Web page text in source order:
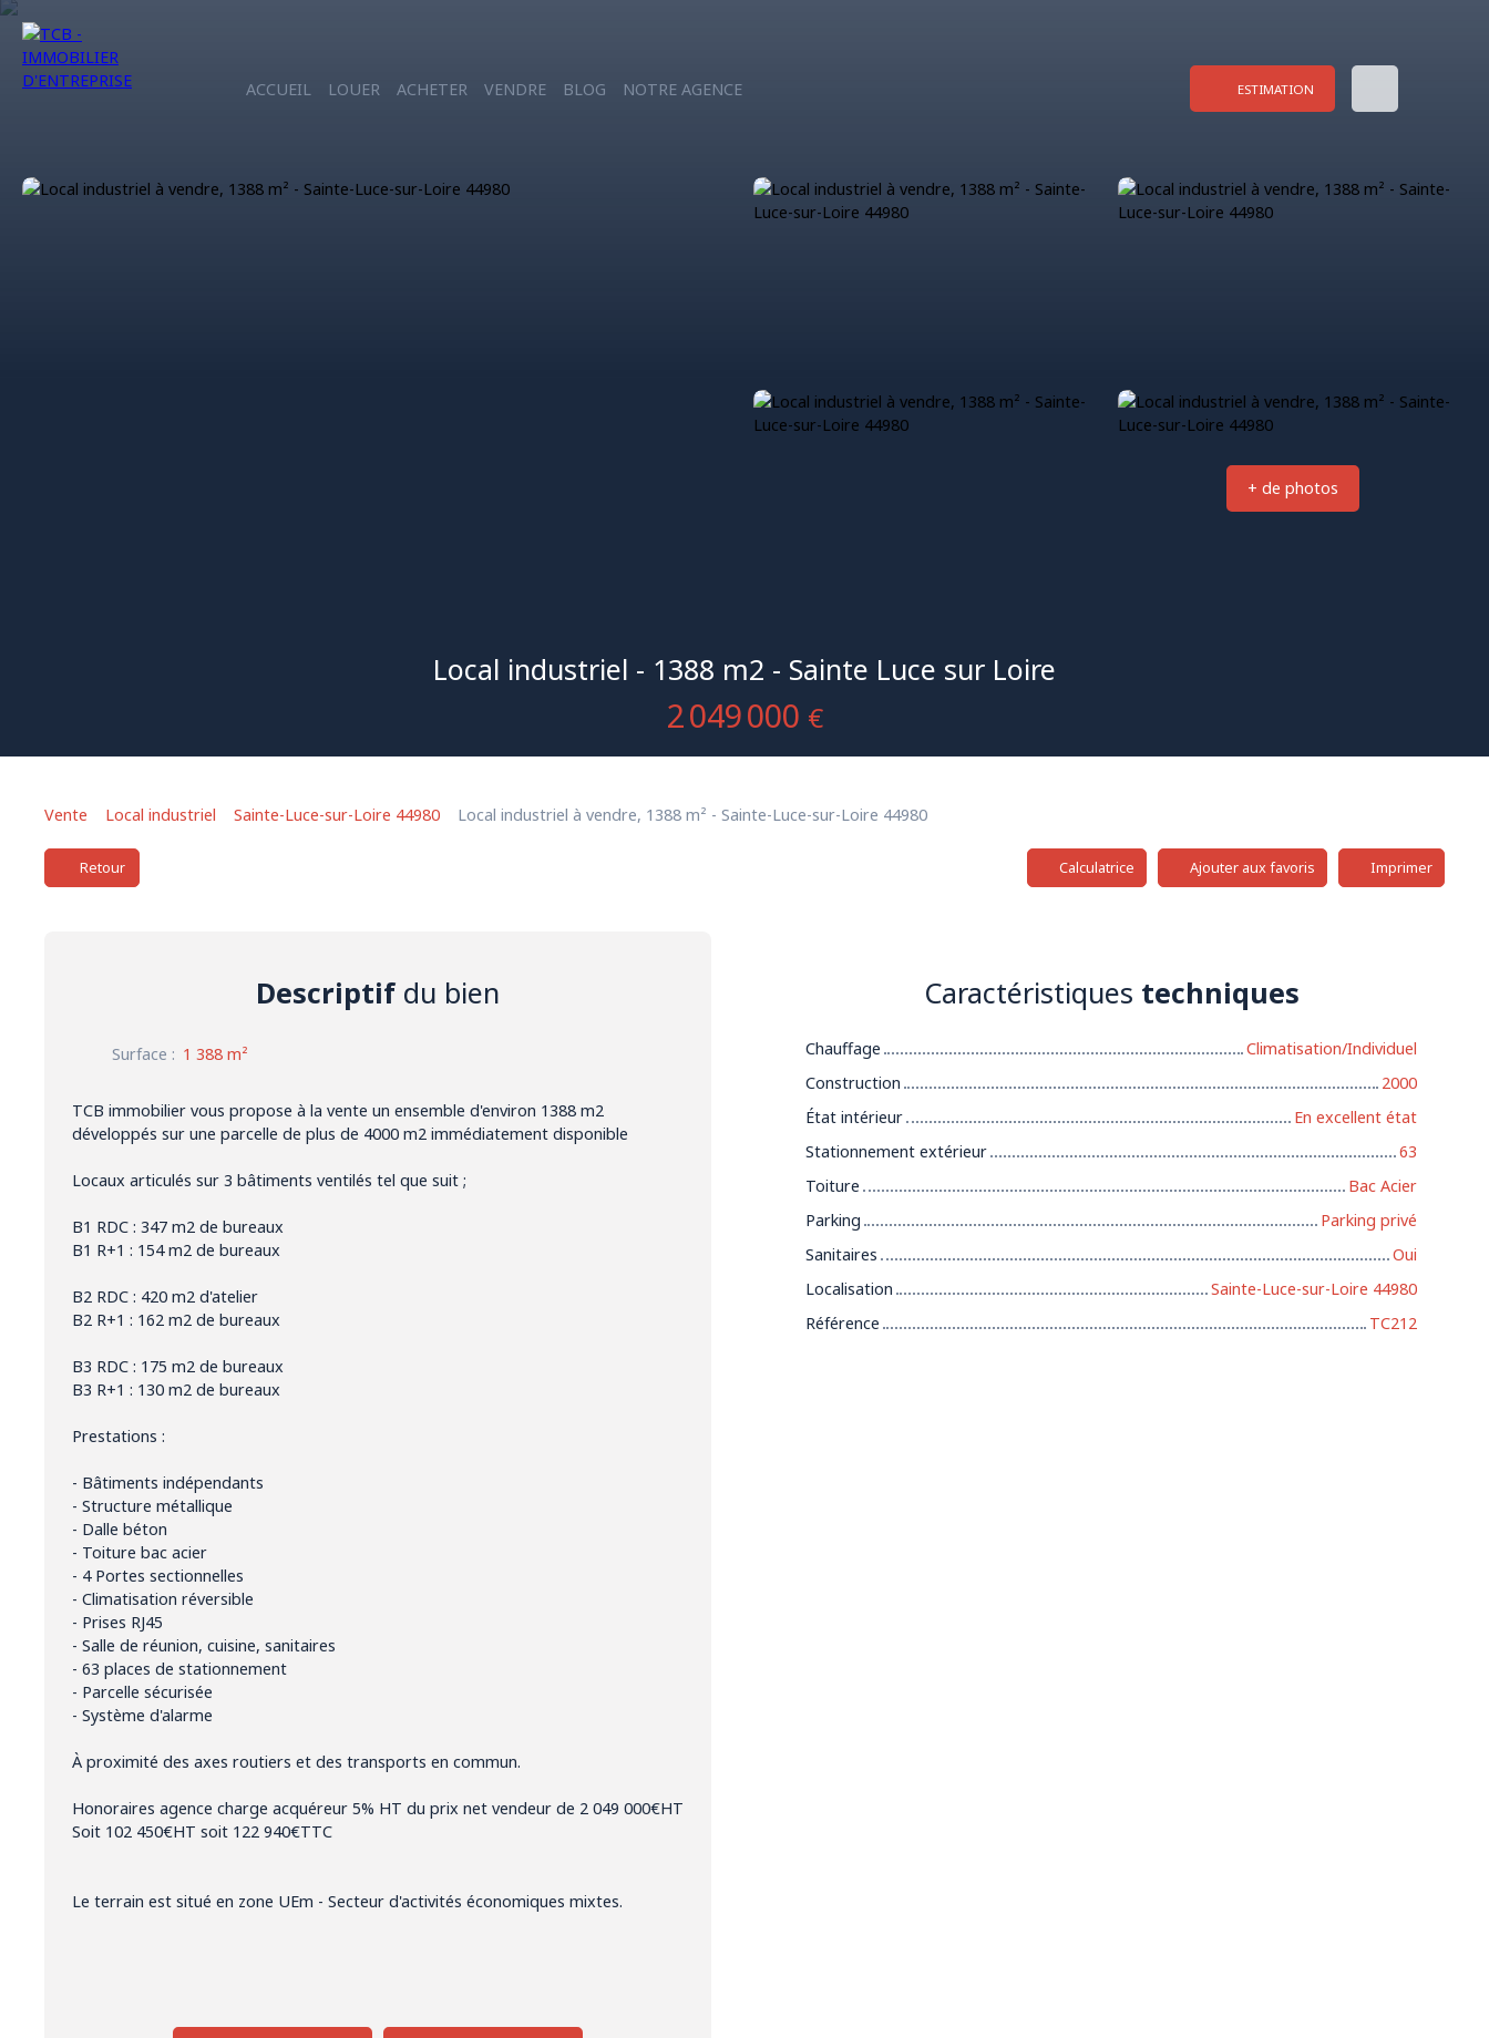
ACCUEIL LOUER ACHETER VENDRE BLOG NOTRE AGENCE ESTIMATION
+ de photos
Local industriel - 1388 m2 - Sainte Luce sur Loire
2 049 000 €
Vente Local industriel Sainte-Luce-sur-Loire 44980 Local industriel à vendre, 1388 m² - Sainte-Luce-sur-Loire 44980
Retour Calculatrice Ajouter aux favoris Imprimer
Descriptifdu bien
Surface : 1 388 m²
TCB immobilier vous propose à la vente un ensemble d'environ 1388 m2
développés sur une parcelle de plus de 4000 m2 immédiatement disponible
Locaux articulés sur 3 bâtiments ventilés tel que suit ;
B1 RDC : 347 m2 de bureaux
B1 R+1 : 154 m2 de bureaux
B2 RDC : 420 m2 d'atelier
B2 R+1 : 162 m2 de bureaux
B3 RDC : 175 m2 de bureaux
B3 R+1 : 130 m2 de bureaux
Prestations :
- Bâtiments indépendants
- Structure métallique
- Dalle béton
- Toiture bac acier
- 4 Portes sectionnelles
- Climatisation réversible
- Prises RJ45
- Salle de réunion, cuisine, sanitaires
- 63 places de stationnement
- Parcelle sécurisée
- Système d'alarme
À proximité des axes routiers et des transports en commun.
Honoraires agence charge acquéreur 5% HT du prix net vendeur de 2 049 000€HT
Soit 102 450€HT soit 122 940€TTC
Le terrain est situé en zone UEm - Secteur d'activités économiques mixtes.
Caractéristiques techniques
Chauffage
Climatisation/Individuel
Construction
2000
État intérieur
En excellent état
Stationnement extérieur
63
Toiture
Bac Acier
Parking
Parking privé
Sanitaires
Oui
Localisation
Sainte-Luce-sur-Loire 44980
Référence
TC212